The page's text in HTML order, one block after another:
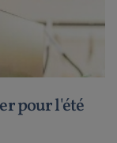
pour l'été